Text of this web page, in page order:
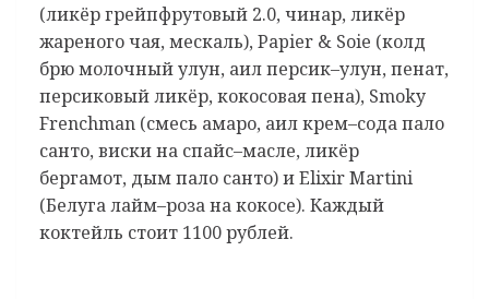
(ликёр грейпфрутовый 2.0, чинар, ликёр
жареного чая, мескаль), Papier & Soie (колд
брю молочный улун, аил персик–улун, пенат,
персиковый ликёр, кокосовая пена), Smoky
Frenchman (смесь амаро, аил крем–сода пало
санто, виски на спайс–масле, ликёр
бергамот, дым пало санто) и Elixir Martini
(Белуга лайм–роза на кокосе). Каждый
коктейль стоит 1100 рублей.